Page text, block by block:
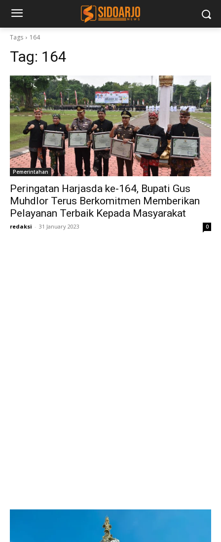
Tags 164
Tag: 164
Pemerintahan
Peringatan Harjasda ke-164, Bupati Gus
Muhdlor Terus Berkomitmen Memberikan
Pelayanan Terbaik Kepada Masyarakat
redaksi - 31 January 2023 0